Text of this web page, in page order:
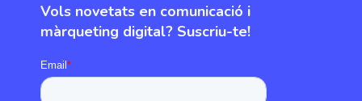
Vols novetats en comunicació i
màrqueting digital? Suscriu-te!